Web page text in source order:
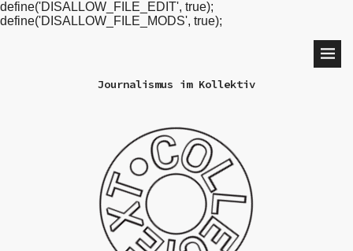
define('DISALLOW_FILE_EDIT', true);
define('DISALLOW_FILE_MODS', true);
Journalismus im Kollektiv